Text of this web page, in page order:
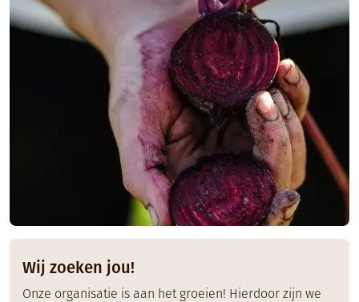
Wij zoeken jou!
Onze organisatie is aan het groeien! Hierdoor zijn we